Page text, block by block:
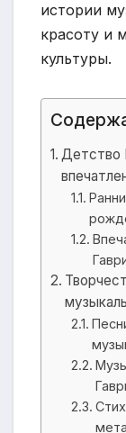
истории
красоту и
культуры.
Детство